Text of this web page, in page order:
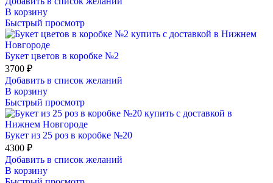
В корзину
Быстрый просмотр
Букет цветов в коробке №2
3700 ₽
Добавить в список желаний
В корзину
Быстрый просмотр
Букет из 25 роз в коробке №20
4300 ₽
Добавить в список желаний
В корзину